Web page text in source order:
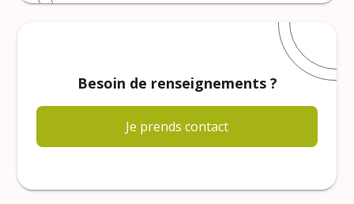
Besoin de renseignements ?
Je prends contact